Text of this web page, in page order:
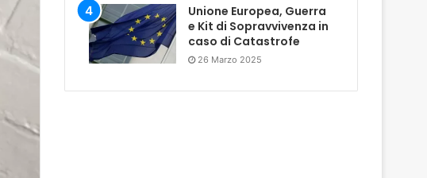
Unione Europea, Guerra
e Kit di Sopravvivenza in
caso di Catastrofe
26 Marzo 2025